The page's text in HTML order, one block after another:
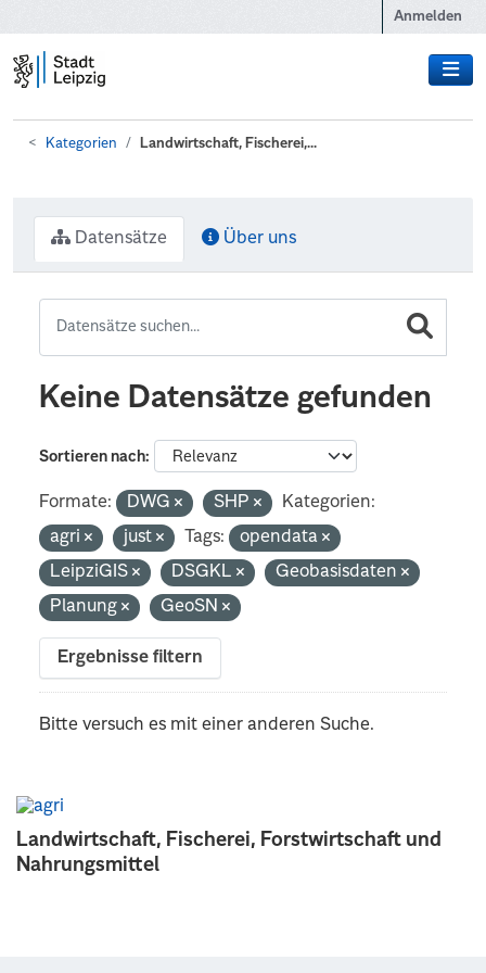
Anmelden
Kategorien Landwirtschaft, Fischerei,...
Landwirtschaft, Fischerei, Forstwirtschaft und
Nahrungsmittel
Datensätze Über uns
Keine Datensätze gefunden
Sortieren nach
Formate: DWG SHP
Kategorien:
agri
just Tags:
opendata
LeipziGIS
DSGKL
Geobasisdaten
Planung
GeoSN
Ergebnisse filtern
Bitte versuch es mit einer anderen Suche.